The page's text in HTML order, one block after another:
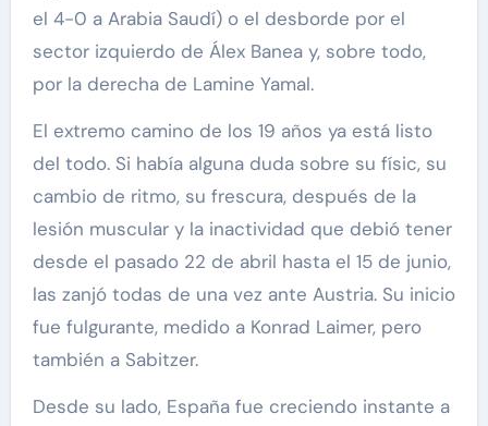
el 4-0 a Arabia Saudí) o el desborde por el
sector izquierdo de Álex Banea y, sobre todo,
por la derecha de Lamine Yamal.
El extremo camino de los 19 años ya está listo
del todo. Si había alguna duda sobre su físic, su
cambio de ritmo, su frescura, después de la
lesión muscular y la inactividad que debió tener
desde el pasado 22 de abril hasta el 15 de junio,
las zanjó todas de una vez ante Austria. Su inicio
fue fulgurante, medido a Konrad Laimer, pero
también a Sabitzer.
Desde su lado, España fue creciendo instante a